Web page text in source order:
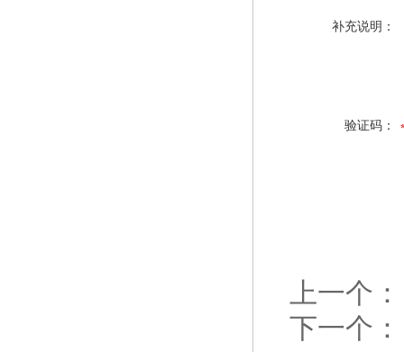
补充说明：
验证码：
上一个：
下一个：